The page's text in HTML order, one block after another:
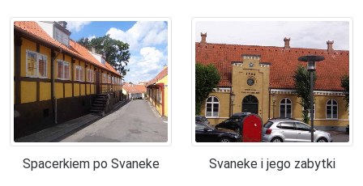
Spacerkiem po Svaneke Svaneke i jego zabytki